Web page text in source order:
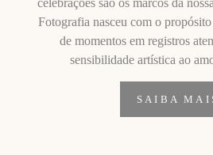
celebrações são os marcos da
Fotografia nasceu com o
de momentos em registros
sensibilidade artística ao
SAIBA